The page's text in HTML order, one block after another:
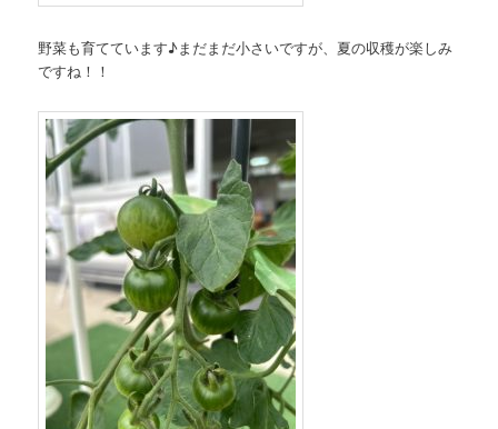
野菜も育てています♪まだまだ小さいですが、夏の収穫が楽しみ
ですね！！